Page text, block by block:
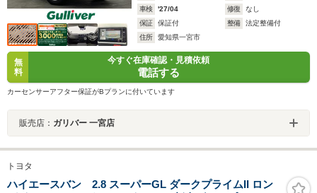
車検
'27/04 修復
なし
保証
保証付 整備
法定整備付
住所
愛知県一宮市
無
料
今すぐ在庫確認・見積依頼
電話する
カーセンサーアフター保証がBプランに付いています
販売店： ガリバー 一宮店
トヨタ
ハイエースバン 2.8 スーパーGL ダークプライムII ロン